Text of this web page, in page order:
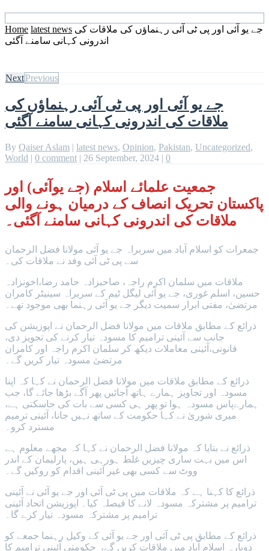
Home latest news جے یو آئی اور پی ٹی آئی رہنماؤں کی ملاقات کی
اندرونی کہانی سامنے آگئی
NextPrevious
جے یو آئی اور پی ٹی آئی رہنماؤں کی
ملاقات کی اندرونی کہانی سامنے آگئی
By Qaiser Aslam | latest news, Opinion, Pakistan, Uncategorized,
World | 0 comment | 26 September, 2024 | 0
جمعیت علمائے اسلام (جے یوآئی) اور
پاکستان تحریک انصاف کے درمیان ہونے والی
ملاقات کی اندرونی کہانی سامنے آگئی۔
جمعرات کو اسلام آباد میں سربراہ جے یو آئی مولانا فضل الرحمان
سے پی ٹی آئی وفد نے ملاقات کی۔
ملاقات میں سلمان اکرم راجہ، صاحبزادہ حامد رضا،اخونزادہ
حسین، اسلم غوری، جے یو آئی لیگل ٹیم کے سربراہ سینیٹر کامران
مرتضیٰ، مفتی ابرار سمیت دیگر جے یو آئی رہنما بھی موجود تھے۔
ذرائع کے مطابق ملاقات میں مولانا فضل الرحمان نے اپوزیشن کی
جانب سے آئینی ترامیم کا مسودہ تیار کرنے کی تجویز دی،
قانونی،آئینی معاملات دیکھ کر سلمان اکرم راجہ اور کامران
مرتضیٰ مسودہ تیار کریں گے۔
ذرائع کے مطابق ملاقات میں مولانا فضل الرحمان نے کہا کہ اپنا
مسودہ اور تجاویز ہمارے ہاتھ آجائیں پھر آگے بڑھا جائے گا، جب
ہمارےپاس مسودہ ہوا تو پھر ہی کسی سے بات کی جاسکتی ہے،
میری شوریٰ نے کہا حکومت کے ساتھ نہیں جانا، آئینی ترمیم
مسترد کرو۔
ذرائع نے بتایا کہ مولانا فضل الرحمان نے کہا کہ مجھے معلوم ہے
اس میں بہت ساری چیزیں غلط ہورہی ہیں، پارلیمان کے اندر
ووٹ سے کسی بھی غیر آئینی اقدام کو روکیں گے۔
ذرائع کا کہنا ہے کہ ملاقات میں پی ٹی آئی اور جے یو آئی نے آئینی
ترامیم پر مشترکہ مسودہ لانے کا فیصلہ کیا۔ اپوزیشن اتحاد آئینی
ترامیم پر مشترکہ مسودہ تیار کرے گا۔
ذرائع کے مطابق پی ٹی آئی اور جے یو آئی کے وکیل رہنما جمعے کو
دوبارہ اسلام آباد میں ملاقات کریں گے، حکومتی آئینی ترامیم کا